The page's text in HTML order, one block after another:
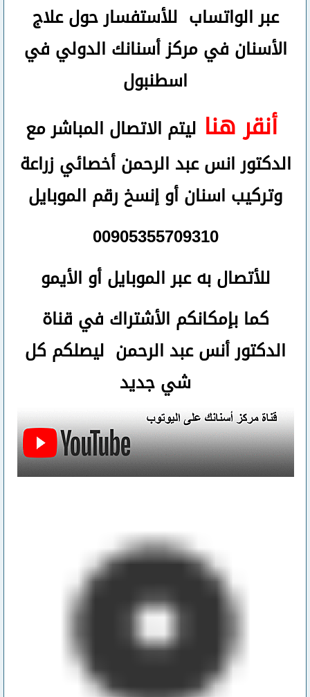
عبر الواتساب للأستفسار حول علاج
الأسنان في مركز أسنانك الدولي في
اسطنبول
أنقر هنا ليتم الاتصال المباشر مع
الدكتور انس عبد الرحمن أخصائي زراعة
وتركيب اسنانأوإنسخ رقم الموبايل
00905355709310
للأتصالبه عبر الموبايل أو الأيمو
كما بإمكانكم الأشتراك في قناة
الدكتور أنس عبد الرحمن ليصلكم كل
شي جديد